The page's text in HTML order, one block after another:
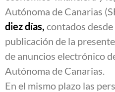
Autónoma de Canarias
diez días, contados
publicación de la
de anuncios electrónico
Autónoma de Canarias.
En el mismo plazo las